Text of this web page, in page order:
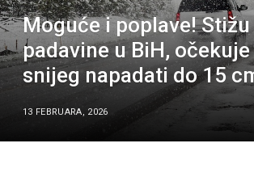
Moguće i poplave!
padavine u BiH, očekuje
snijeg napadati do 15
13 FEBRUARA, 2026